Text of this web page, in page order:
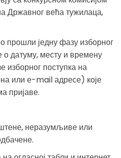
Државног већа тужилаца,
прошли једну фазу изборног
о датуму, месту и времену
поступка на
или е-mail адресе) које
пријаве.
неразумљиве или